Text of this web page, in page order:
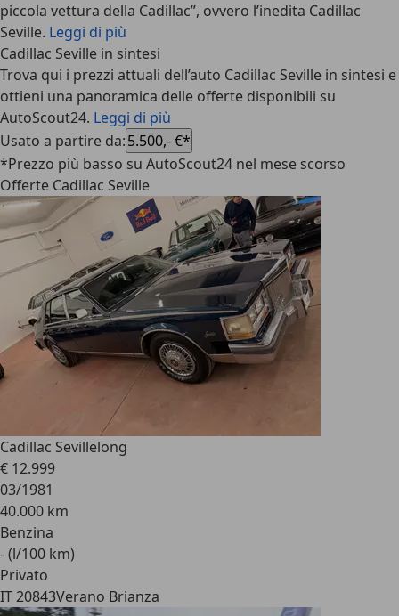
piccola vettura della Cadillac”, ovvero l’inedita Cadillac
Seville. Leggi di più
Cadillac Seville in sintesi
Trova qui i prezzi attuali dell’auto Cadillac Seville in sintesi e
ottieni una panoramica delle offerte disponibili su
AutoScout24. Leggi di più
Usato a partire da:5.500,- €*
*Prezzo più basso su AutoScout24 nel mese scorso
Offerte Cadillac Seville
Cadillac Sevillelong
€ 12.999
03/1981
40.000 km
Benzina
- (l/100 km)
Privato
IT 20843Verano Brianza